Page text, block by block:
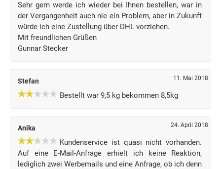
Sehr gern werde ich wieder bei Ihnen bestellen, war in
der Vergangenheit auch nie ein Problem, aber in Zukunft
würde ich eine Zustellung über DHL vorziehen.
Mit freundlichen Grüßen
Gunnar Stecker
Stefan 11. Mai 2018
Bestellt war 9,5 kg bekommen 8,5kg
Anika 24. April 2018
Kundenservice ist quasi nicht vorhanden.
Auf eine E-Mail-Anfrage erhielt ich keine Reaktion,
lediglich zwei Werbemails und eine Anfrage, ob ich denn